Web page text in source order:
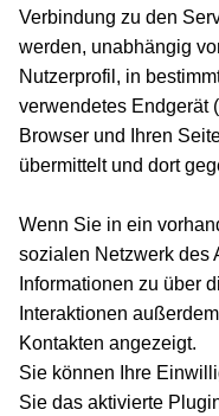
Verbindung zu den
werden, unabhängig
Nutzerprofil, in
verwendetes Endgerät
Browser und Ihren
übermittelt und dort
Wenn Sie in ein
sozialen Netzwerk des
Informationen zu über
Interaktionen
Kontakten angezeigt.
Sie können Ihre
Sie das aktivierte